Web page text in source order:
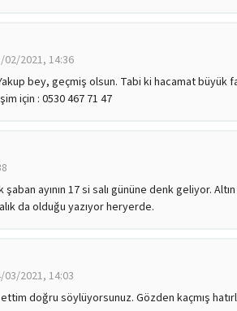
02/2021, 14:36
bey, geçmiş olsun. Tabi ki hacamat büyük
için : 0530 467 71 47
şaban ayının 17 si salı gününe denk geliyor.
da olduğu yazıyor heryerde.
03/2021, 14:03
doğru söylüyorsunuz. Gözden kaçmış